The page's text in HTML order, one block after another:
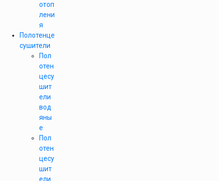
отоп
лени
я
Полотенце
сушители
Пол
отен
цесу
шит
ели
вод
яны
е
Пол
отен
цесу
шит
ели